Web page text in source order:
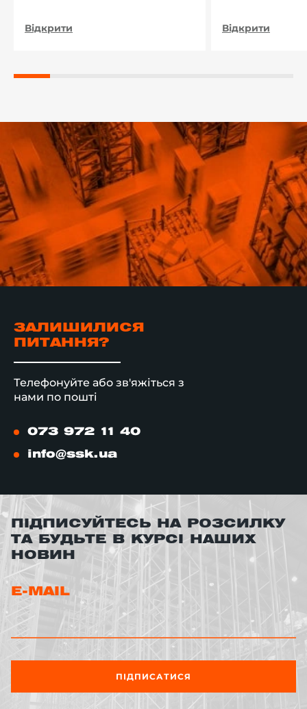
Відкрити
Відкрити
ЗАЛИШИЛИСЯ
ПИТАННЯ?
Телефонуйте або зв'яжіться з
нами по пошті
073 972 11 40
info@ssk.ua
ПІДПИСУЙТЕСЬ НА РОЗСИЛКУ
ТА БУДЬТЕ В КУРСІ НАШИХ
НОВИН
E-MAIL
ПІДПИСАТИСЯ